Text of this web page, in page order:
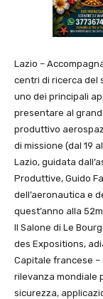
Lazio –
centri di ricerca del
uno dei principali
presentare al
produttivo
di missione (dal 19
Lazio, guidata
Produttive, Guido
dell’aeronautica e
quest’anno alla
Il Salone di Le
des Expositions,
Capitale francese
rilevanza mondiale
sicurezza,